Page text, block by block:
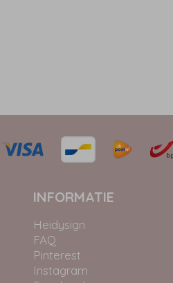
INFORMATIE
Heidysign
FAQ
Pinterest
Instagram